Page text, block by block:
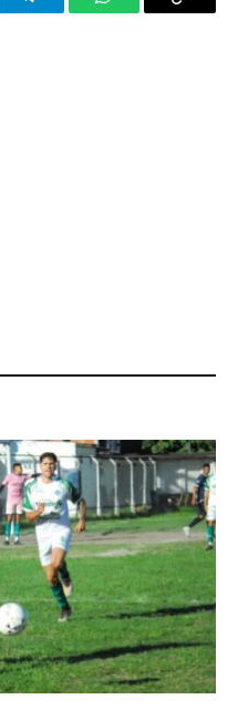
TelegramWhatsAppCopy